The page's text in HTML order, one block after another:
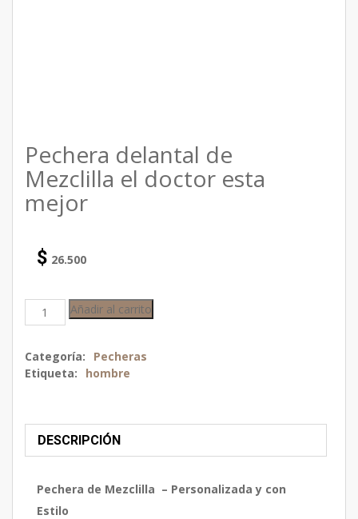
Pechera delantal de
Mezclilla el doctor esta
mejor
$ 26.500
Añadir al carrito
Categoría:
Pecheras
Etiqueta:
hombre
DESCRIPCIÓN
Pechera de Mezclilla – Personalizada y con
Estilo